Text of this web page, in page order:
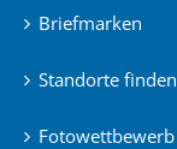
Briefmarken
Standorte finden
Fotowettbewerb